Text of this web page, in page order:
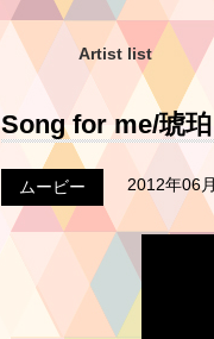
Artist list
Song for me/琥
ムービー 2012年06